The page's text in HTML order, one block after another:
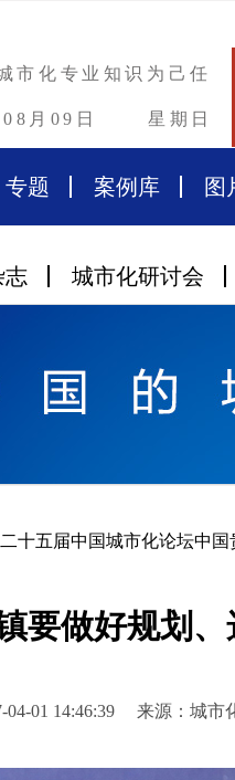
市化专业知识为己任
月09日 星期日
专题 案例库 图
志 城市化研讨会
十五届中国城市化论坛中国
要做好规划
04-01 14:46:39 来源：城